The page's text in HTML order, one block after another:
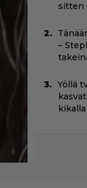
sitten
–
Yöllä